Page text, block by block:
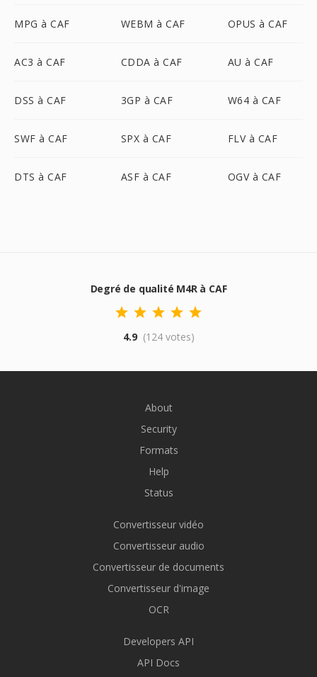
MPG à CAF WEBM à CAF OPUS à CAF
AC3 à CAF CDDA à CAF AU à CAF
DSS à CAF 3GP à CAF W64 à CAF
SWF à CAF SPX à CAF FLV à CAF
DTS à CAF ASF à CAF OGV à CAF
Degré de qualité M4R à CAF
4.9 (124 votes)
About
Security
Formats
Help
Status
Convertisseur vidéo
Convertisseur audio
Convertisseur de documents
Convertisseur d'image
OCR
Developers API
API Docs